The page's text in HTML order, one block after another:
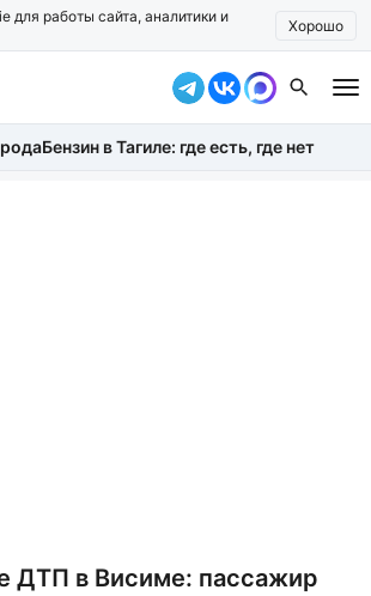
для работы сайта, аналитики и
Хорошо
Бензин в Тагиле: где есть, где нет
ДТП в Висиме: пассажир